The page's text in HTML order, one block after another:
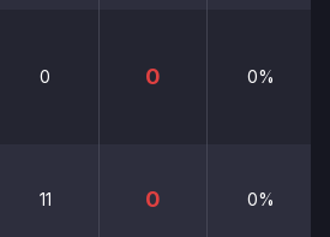
0 0 0%
11 0 0%